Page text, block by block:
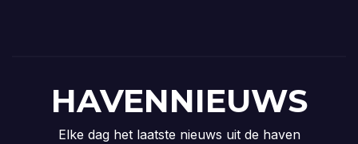
HAVENNIEUWS
Elke dag het laatste nieuws uit de haven